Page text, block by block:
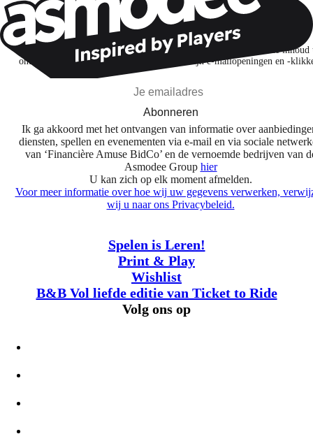
Wil je nog meer spelnieuws ontvangen?
Ik abonneer me om spellen, nieuwe releases en gepersonaliseerde inhoud
ontdekken op basis van mijn interesses en mijn e-mailopeningen en -
Abonneren
Ik ga akkoord met het ontvangen van informatie over
diensten, spellen en evenementen via e-mail en via sociale
van ‘Financière Amuse BidCo’ en de vernoemde bedrijven van
Asmodee Group hier
U kan zich op elk moment afmelden.
Voor meer informatie over hoe wij uw gegevens verwerken,
wij u naar ons Privacybeleid.
Spelen is Leren!
Print & Play
Wishlist
B&B Vol liefde editie van Ticket to Ride
Volg ons op